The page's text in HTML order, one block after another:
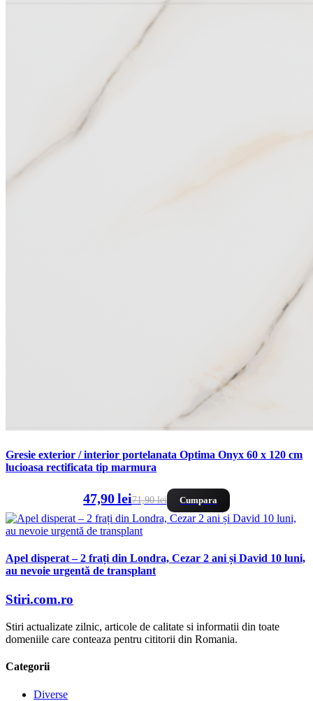
Gresie exterior / interior portelanata Optima Onyx 60 x 120 cm
lucioasa rectificata tip marmura
47,90 lei71,90 lei Cumpara
Apel disperat – 2 frați din Londra, Cezar 2 ani și David 10 luni,
au nevoie urgentă de transplant
Stiri.com.ro
Stiri actualizate zilnic, articole de calitate si informatii din toate
domeniile care conteaza pentru cititorii din Romania.
Categorii
Diverse